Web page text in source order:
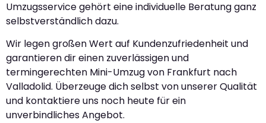
Umzugsservice gehört eine individuelle Beratung ganz
selbstverständlich dazu.
Wir legen großen Wert auf Kundenzufriedenheit und
garantieren dir einen zuverlässigen und
termingerechten Mini-Umzug von Frankfurt nach
Valladolid. Überzeuge dich selbst von unserer Qualität
und kontaktiere uns noch heute für ein
unverbindliches Angebot.